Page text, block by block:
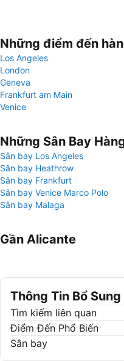
Những điểm đến
Los Angeles
London
Geneva
Frankfurt am Main
Venice
Những Sân Bay
Sân bay Los Angeles
Sân bay Heathrow
Sân bay Frankfurt
Sân bay Venice Marco Polo
Sân bay Malaga
Gần Alicante
Thông Tin Bổ Sung
Tìm kiếm liên quan
Điểm Đến Phổ Biến
Sân bay